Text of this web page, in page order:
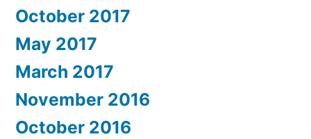
October 2017
May 2017
March 2017
November 2016
October 2016